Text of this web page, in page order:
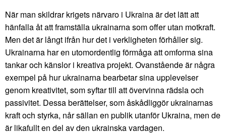
När man skildrar krigets närvaro i Ukraina är det lätt att
hänfalla åt att framställa ukrainarna som offer utan motkraft.
Men det är långt ifrån hur det i verkligheten förhåller sig.
Ukrainarna har en utomordentlig förmåga att omforma sina
tankar och känslor i kreativa projekt. Ovanstående är några
exempel på hur ukrainarna bearbetar sina upplevelser
genom kreativitet, som syftar till att övervinna rädsla och
passivitet. Dessa berättelser, som åskådliggör ukrainarnas
kraft och styrka, når sällan en publik utanför Ukraina, men de
är likafullt en del av den ukrainska vardagen.